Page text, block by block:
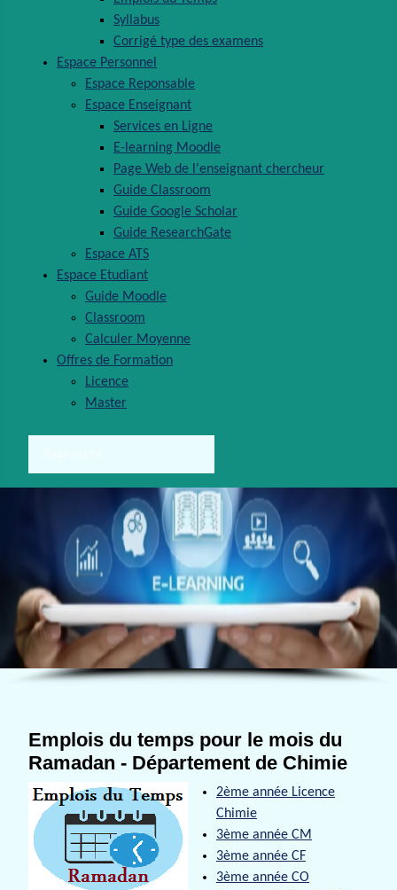
Syllabus
Corrigé type des examens
Espace Personnel
Espace Reponsable
Espace Enseignant
Services en Ligne
E-learning Moodle
Page Web de l'enseignant chercheur
Guide Classroom
Guide Google Scholar
Guide ResearchGate
Espace ATS
Espace Etudiant
Guide Moodle
Classroom
Calculer Moyenne
Offres de Formation
Licence
Master
Emplois du temps pour le mois du
Ramadan - Département de Chimie
2ème année Licence
Chimie
3ème année CM
3ème année CF
3ème année CO